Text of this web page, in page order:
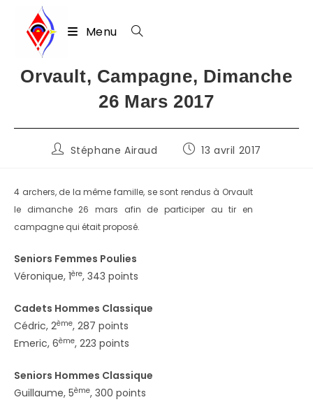
Menu
Orvault, Campagne, Dimanche
26 Mars 2017
Auteur/autrice
publication :
Stéphane Airaud
Publication
13 avril 2017
4 archers, de la même famille, se sont rendus à Orvault
le dimanche 26 mars afin de participer au tir en
campagne qui était proposé.
Seniors Femmes Poulies
Véronique, 1ère, 343 points
Cadets Hommes Classique
Cédric, 2ème, 287 points
Emeric, 6ème, 223 points
Seniors Hommes Classique
Guillaume, 5ème, 300 points